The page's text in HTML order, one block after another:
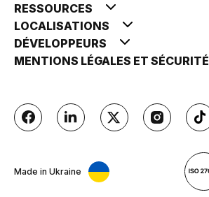
RESSOURCES
LOCALISATIONS
DÉVELOPPEURS
MENTIONS LÉGALES ET SÉCURITÉ
Made in Ukraine